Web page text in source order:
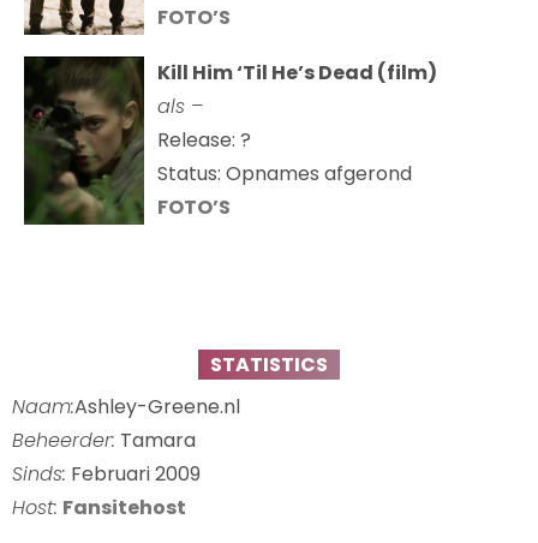
FOTO’S
Kill Him ‘Til He’s Dead (film)
als –
Release: ?
Status: Opnames afgerond
FOTO’S
STATISTICS
Naam:Ashley-Greene.nl
Beheerder: Tamara
Sinds: Februari 2009
Host: Fansitehost